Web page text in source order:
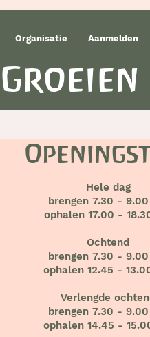
Organisatie Aanmelden
Hele dag
brengen 7.30 -
ophalen 17.00 -
Ochtend
brengen 7.30 -
ophalen 12.45 -
Verlengde
brengen 7.30 -
ophalen 14.45 -